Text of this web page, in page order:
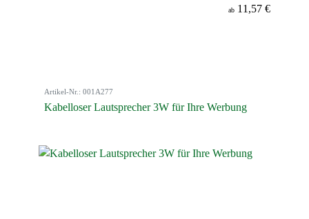
ab 11,57 €
Artikel-Nr.: 001A277
Kabelloser Lautsprecher 3W für Ihre Werbung